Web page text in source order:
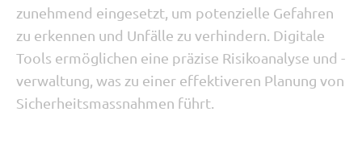
zunehmend eingesetzt, um potenzielle Gefahren
zu erkennen und Unfälle zu verhindern. Digitale
Tools ermöglichen eine präzise Risikoanalyse und -
verwaltung, was zu einer effektiveren Planung von
Sicherheitsmassnahmen führt.